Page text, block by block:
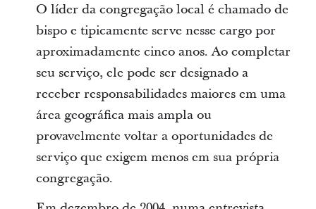
O líder da congregação local é chamado de
bispo e tipicamente serve nesse cargo por
aproximadamente cinco anos. Ao completar
seu serviço, ele pode ser designado a
receber responsabilidades maiores em uma
área geográfica mais ampla ou
provavelmente voltar a oportunidades de
serviço que exigem menos em sua própria
congregação.